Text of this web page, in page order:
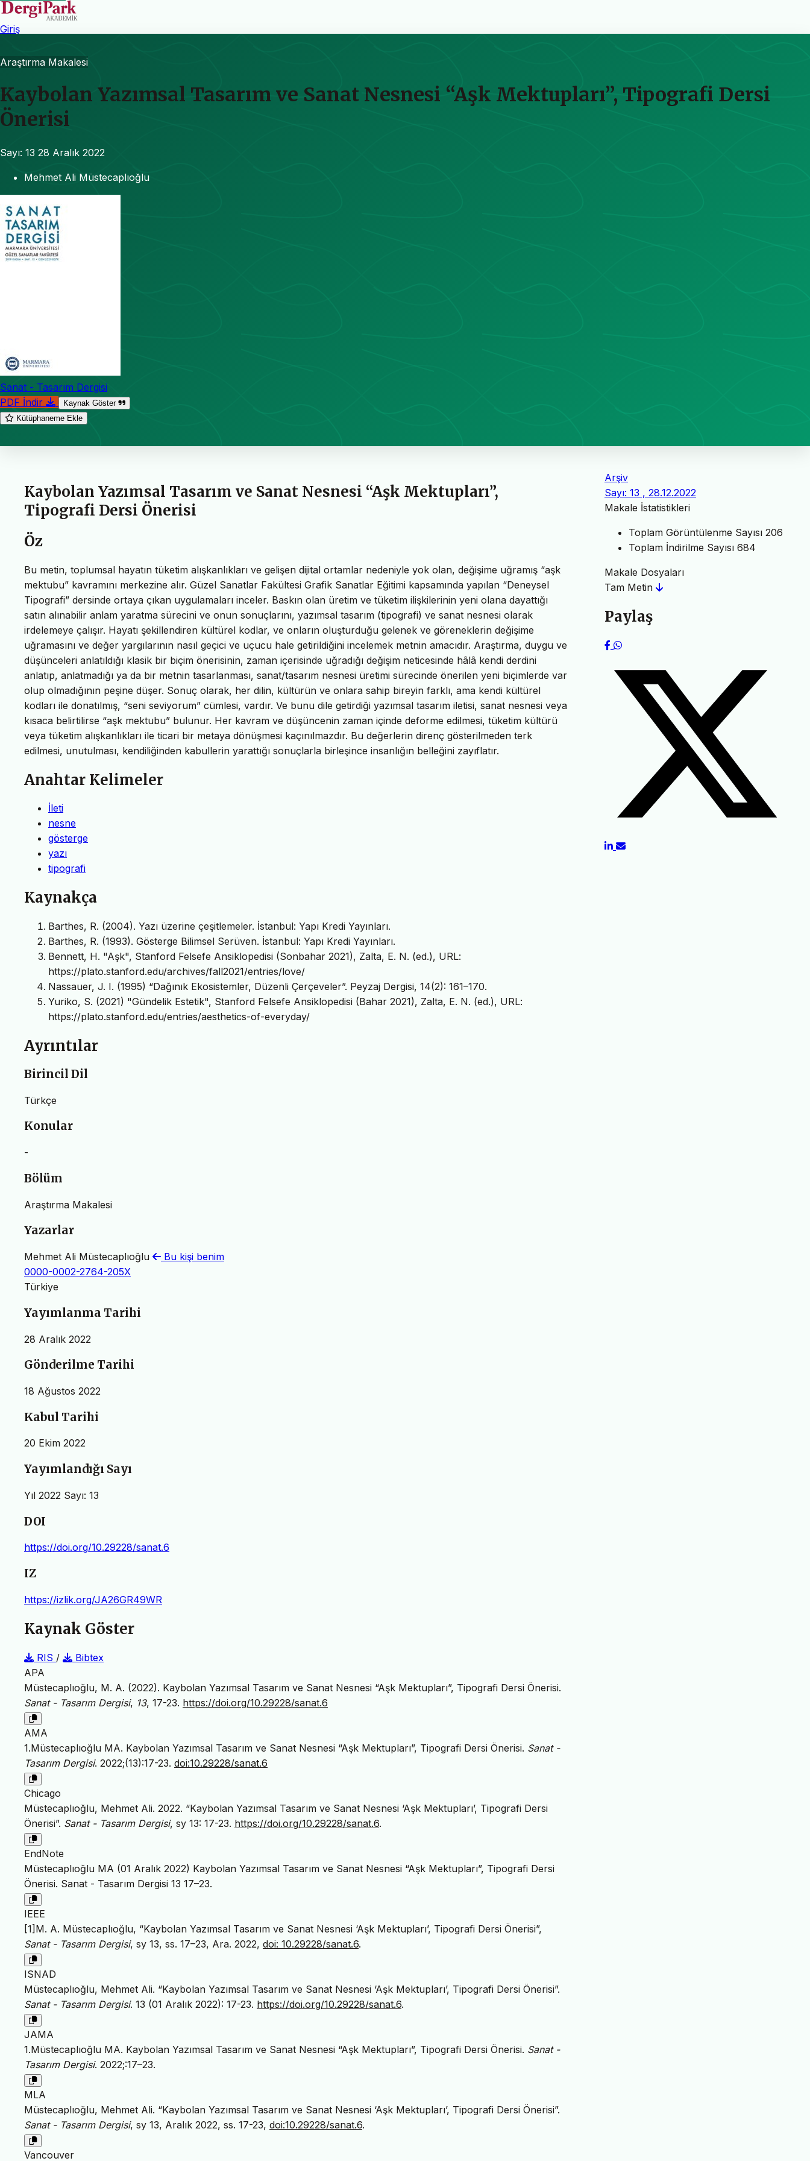
Giriş
Araştırma Makalesi
Kaybolan Yazımsal Tasarım ve Sanat Nesnesi “Aşk Mektupları”, Tipografi Dersi
Önerisi
Sayı: 13 28 Aralık 2022
Mehmet Ali Müstecaplıoğlu
Sanat - Tasarım Dergisi
PDF İndir
Kaynak Göster
Kütüphaneme Ekle
Kaybolan Yazımsal Tasarım ve Sanat Nesnesi “Aşk Mektupları”,
Tipografi Dersi Önerisi
Öz
Bu metin, toplumsal hayatın tüketim alışkanlıkları ve gelişen dijital ortamlar nedeniyle yok olan, değişime uğramış “aşk
mektubu” kavramını merkezine alır. Güzel Sanatlar Fakültesi Grafik Sanatlar Eğitimi kapsamında yapılan “Deneysel
Tipografi” dersinde ortaya çıkan uygulamaları inceler. Baskın olan üretim ve tüketim ilişkilerinin yeni olana dayattığı
satın alınabilir anlam yaratma sürecini ve onun sonuçlarını, yazımsal tasarım (tipografi) ve sanat nesnesi olarak
irdelemeye çalışır. Hayatı şekillendiren kültürel kodlar, ve onların oluşturduğu gelenek ve göreneklerin değişime
uğramasını ve değer yargılarının nasıl geçici ve uçucu hale getirildiğini incelemek metnin amacıdır. Araştırma, duygu ve
düşünceleri anlatıldığı klasik bir biçim önerisinin, zaman içerisinde uğradığı değişim neticesinde hâlâ kendi derdini
anlatıp, anlatmadığı ya da bir metnin tasarlanması, sanat/tasarım nesnesi üretimi sürecinde önerilen yeni biçimlerde var
olup olmadığının peşine düşer. Sonuç olarak, her dilin, kültürün ve onlara sahip bireyin farklı, ama kendi kültürel
kodları ile donatılmış, “seni seviyorum” cümlesi, vardır. Ve bunu dile getirdiği yazımsal tasarım iletisi, sanat nesnesi veya
kısaca belirtilirse “aşk mektubu” bulunur. Her kavram ve düşüncenin zaman içinde deforme edilmesi, tüketim kültürü
veya tüketim alışkanlıkları ile ticari bir metaya dönüşmesi kaçınılmazdır. Bu değerlerin direnç gösterilmeden terk
edilmesi, unutulması, kendiliğinden kabullerin yarattığı sonuçlarla birleşince insanlığın belleğini zayıflatır.
Anahtar Kelimeler
İleti
nesne
gösterge
yazı
tipografi
Kaynakça
Barthes, R. (2004). Yazı üzerine çeşitlemeler. İstanbul: Yapı Kredi Yayınları.
Barthes, R. (1993). Gösterge Bilimsel Serüven. İstanbul: Yapı Kredi Yayınları.
Bennett, H. "Aşk", Stanford Felsefe Ansiklopedisi (Sonbahar 2021), Zalta, E. N. (ed.), URL:
https://plato.stanford.edu/archives/fall2021/entries/love/
Nassauer, J. I. (1995) “Dağınık Ekosistemler, Düzenli Çerçeveler”. Peyzaj Dergisi, 14(2): 161–170.
Yuriko, S. (2021) "Gündelik Estetik", Stanford Felsefe Ansiklopedisi (Bahar 2021), Zalta, E. N. (ed.), URL:
https://plato.stanford.edu/entries/aesthetics-of-everyday/
Ayrıntılar
Birincil Dil
Türkçe
Konular
-
Bölüm
Araştırma Makalesi
Yazarlar
Mehmet Ali Müstecaplıoğlu
Bu kişi benim
0000-0002-2764-205X
Türkiye
Yayımlanma Tarihi
28 Aralık 2022
Gönderilme Tarihi
18 Ağustos 2022
Kabul Tarihi
20 Ekim 2022
Yayımlandığı Sayı
Yıl 2022 Sayı: 13
DOI
https://doi.org/10.29228/sanat.6
IZ
https://izlik.org/JA26GR49WR
Kaynak Göster
RIS /
Bibtex
APA
Müstecaplıoğlu, M. A. (2022). Kaybolan Yazımsal Tasarım ve Sanat Nesnesi “Aşk Mektupları”, Tipografi Dersi Önerisi.
Sanat - Tasarım Dergisi, 13, 17-23. https://doi.org/10.29228/sanat.6
AMA
1.Müstecaplıoğlu MA. Kaybolan Yazımsal Tasarım ve Sanat Nesnesi “Aşk Mektupları”, Tipografi Dersi Önerisi. Sanat -
Tasarım Dergisi. 2022;(13):17-23. doi:10.29228/sanat.6
Chicago
Müstecaplıoğlu, Mehmet Ali. 2022. “Kaybolan Yazımsal Tasarım ve Sanat Nesnesi ‘Aşk Mektupları’, Tipografi Dersi
Önerisi”. Sanat - Tasarım Dergisi, sy 13: 17-23. https://doi.org/10.29228/sanat.6.
EndNote
Müstecaplıoğlu MA (01 Aralık 2022) Kaybolan Yazımsal Tasarım ve Sanat Nesnesi “Aşk Mektupları”, Tipografi Dersi
Önerisi. Sanat - Tasarım Dergisi 13 17–23.
IEEE
[1]M. A. Müstecaplıoğlu, “Kaybolan Yazımsal Tasarım ve Sanat Nesnesi ‘Aşk Mektupları’, Tipografi Dersi Önerisi”,
Sanat - Tasarım Dergisi, sy 13, ss. 17–23, Ara. 2022, doi: 10.29228/sanat.6.
ISNAD
Müstecaplıoğlu, Mehmet Ali. “Kaybolan Yazımsal Tasarım ve Sanat Nesnesi ‘Aşk Mektupları’, Tipografi Dersi Önerisi”.
Sanat - Tasarım Dergisi. 13 (01 Aralık 2022): 17-23. https://doi.org/10.29228/sanat.6.
JAMA
1.Müstecaplıoğlu MA. Kaybolan Yazımsal Tasarım ve Sanat Nesnesi “Aşk Mektupları”, Tipografi Dersi Önerisi. Sanat -
Tasarım Dergisi. 2022;:17–23.
MLA
Müstecaplıoğlu, Mehmet Ali. “Kaybolan Yazımsal Tasarım ve Sanat Nesnesi ‘Aşk Mektupları’, Tipografi Dersi Önerisi”.
Sanat - Tasarım Dergisi, sy 13, Aralık 2022, ss. 17-23, doi:10.29228/sanat.6.
Vancouver
Arşiv
Sayı: 13 , 28.12.2022
Makale İstatistikleri
Toplam Görüntülenme Sayısı 206
Toplam İndirilme Sayısı 684
Makale Dosyaları
Tam Metin
Paylaş